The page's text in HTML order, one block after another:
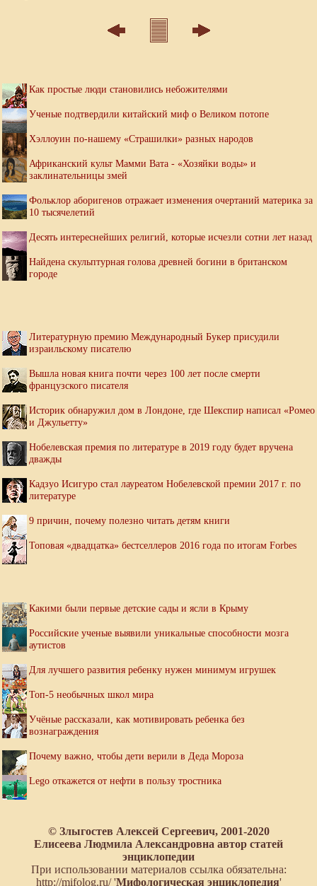
Как простые люди становились небожителями
Ученые подтвердили китайский миф о Великом потопе
Хэллоуин по-нашему «Страшилки» разных народов
Африканский культ Мамми Вата - «Хозяйки воды» и
заклинательницы змей
Фольклор аборигенов отражает изменения очертаний материка за
10 тысячелетий
Десять интереснейших религий, которые исчезли сотни лет назад
Найдена скульптурная голова древней богини в британском
городе
Литературную премию Международный Букер присудили
израильскому писателю
Вышла новая книга почти через 100 лет после смерти
французского писателя
Историк обнаружил дом в Лондоне, где Шекспир написал «Ромео
и Джульетту»
Нобелевская премия по литературе в 2019 году будет вручена
дважды
Кадзуо Исигуро стал лауреатом Нобелевской премии 2017 г. по
литературе
9 причин, почему полезно читать детям книги
Топовая «двадцатка» бестселлеров 2016 года по итогам Forbes
Какими были первые детские сады и ясли в Крыму
Российские ученые выявили уникальные способности мозга
аутистов
Для лучшего развития ребенку нужен минимум игрушек
Топ-5 необычных школ мира
Учёные рассказали, как мотивировать ребенка без
вознаграждения
Почему важно, чтобы дети верили в Деда Мороза
Lego откажется от нефти в пользу тростника
© Злыгостев Алексей Сергеевич, 2001-2020
Елисеева Людмила Александровна автор статей
энциклопедии
При использовании материалов ссылка обязательна:
http://mifolog.ru/ 'Мифологическая энциклопедия'